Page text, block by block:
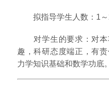
拟指导学生人数：1～
对学生的要求：对本
趣，科研态度端正，有
力学知识基础和数学功底。